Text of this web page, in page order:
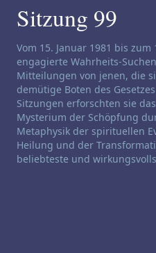
Sitzung 99
Haftungsausschluss für
Vom 15. Januar 1981 bis
engagierte Wahrheits-
Mitteilungen von jenen, die
demütige Boten des
Sitzungen erforschten sie
Mysterium der Schöpfung
Metaphysik der spirituellen
Heilung und der
beliebteste und